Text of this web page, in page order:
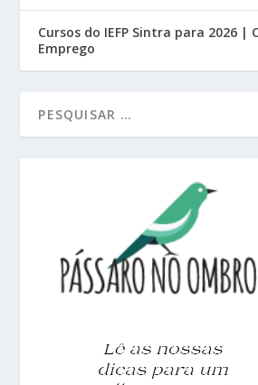
Cursos do IEFP Sintra para 2026 |
Emprego